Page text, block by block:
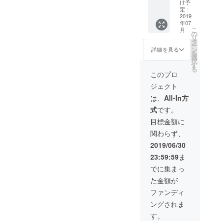
http://te
ntotent
oten.co
m/host
el/sapp
orostati
on/inde
x.html
20,000y
en ・A
messa
ge card
from
・Free
staying
vouche
r at Ten
to Ten
Sappor
o
station
or
Nakaji
ma
Joen
You can
前に日
程に関
してお
問い合
わせく
ださ
い。
グロー
バルゲ
ストハ
ウス企
業の代
表山崎
が、な
んでも
やりま
す！ 発
展途上
国・新
興国で
のビジ
ネスの
展開の
仕方、
イン
ターン
との新
事業の
進め
方。な
んでも
質問し
てくだ
け予
定：
2019
年07
月
詳細を見る
こ
の
リ
タ
ー
ン
を
選
択
す
る
このプロ
ジェクト
は、 All-In方
式です。
目標金額に
関わらず、
2019/06/30
23:59:59ま
でに集まっ
た金額が
ファンディ
ングされま
す。